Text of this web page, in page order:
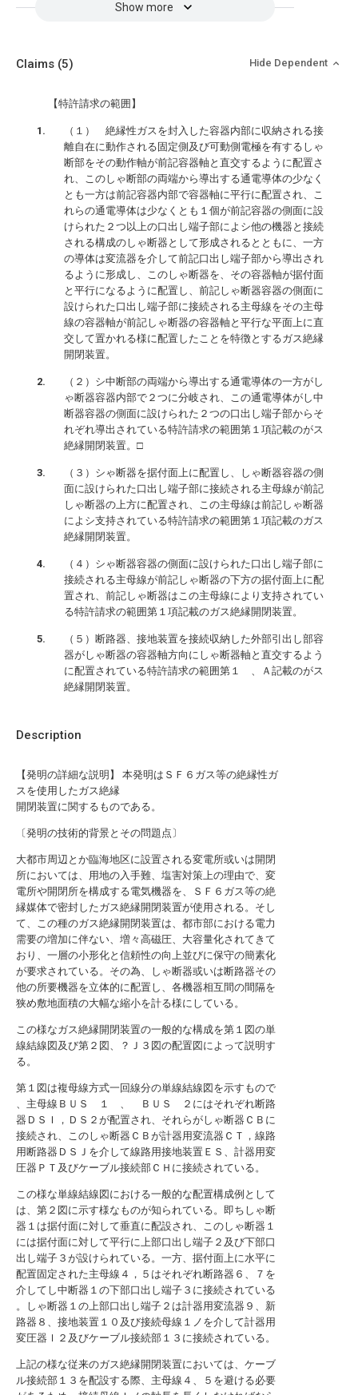
Show more
Description
【発明の詳細な説明】 本発明はＳＦ６ガス等の絶縁性ガ
スを使用したガス絶縁
開閉装置に関するものである。
〔発明の技術的背景とその問題点〕
大都市周辺とか臨海地区に設置される変電所或いは開閉
所においては、用地の入手難、塩害対策上の理由で、変
電所や開閉所を構成する電気機器を、ＳＦ６ガス等の絶
縁媒体で密封したガス絶縁開閉装置が使用される。そし
て、この種のガス絶縁開閉装置は、都市部における電力
需要の増加に伴ない、増々高磁圧、大容量化されてきて
おり、一層の小形化と信頼性の向上並びに保守の簡素化
が要求されている。その為、しゃ断器或いは断路器その
他の所要機器を立体的に配置し、各機器相互間の間隔を
狭め敷地面積の大幅な縮小を計る様にしている。
この様なガス絶縁開閉装置の一般的な構成を第１図の単
線結線図及び第２図、？Ｊ３図の配置図によって説明す
る。
第１図は複母線方式一回線分の単線結線図を示すもので
、主母線ＢＵＳ １ 、 ＢＵＳ ２にはそれぞれ断路
器ＤＳＩ，ＤＳ２が配置され、それらがしゃ断器ＣＢに
接続され、このしゃ断器ＣＢが計器用変流器ＣＴ，線路
用断路器ＤＳＪを介して線路用接地装置ＥＳ、計器用変
圧器ＰＴ及びケーブル接続部ＣＨに接続されている。
この様な単線結線図における一般的な配置構成例として
は、第２図に示す様なものが知られている。即ちしゃ断
器１は据付面に対して垂直に配設され、このしゃ断器１
には据付面に対して平行に上部口出し端子２及び下部口
出し端子３が設けられている。一方、据付面上に水平に
配置固定された主母線４，５はそれぞれ断路器６、７を
介してし中断器１の下部口出し端子３に接続されている
。しゃ断器１の上部口出し端子２は計器用変流器９、新
路器８、接地装置１０及び接続母線１ノを介して計器用
変圧器ｌ２及びケーブル接続部１３に接続されている。
上記の様な従来のガス絶縁開閉装置においては、ケーブ
ル接続部１３を配設する際、主母線４、５を避ける必要
Claims (5) Hide Dependent
【特許請求の範囲】
（１） 絶縁性ガスを封入した容器内部に収納される接
離自在に動作される固定側及び可動側電極を有するしゃ
断部をその動作軸が前記容器軸と直交するように配置さ
れ、このしゃ断部の両端から導出する通電導体の少なく
とも一方は前記容器内部で容器軸に平行に配置され、こ
れらの通電導体は少なくとも１個が前記容器の側面に設
けられた２つ以上の口出し端子部によシ他の機器と接続
される構成のしゃ断器として形成されるとともに、一方
の導体は変流器を介して前記口出し端子部から導出され
るように形成し、このしゃ断器を、その容器軸が据付面
と平行になるように配置し、前記しゃ断器容器の側面に
設けられた口出し端子部に接続される主母線をその主母
線の容器軸が前記しゃ断器の容器軸と平行な平面上に直
交して置かれる様に配置したことを特徴とするガス絶縁
開閉装置。
（２）シ中断部の両端から導出する通電導体の一方がし
ゃ断器容器内部で２つに分岐され、この通電導体がし中
断器容器の側面に設けられた２つの口出し端子部からそ
れぞれ導出されている特許請求の範囲第１項記載のがス
絶縁開閉装置。□
（３）シゃ断器を据付面上に配置し、しゃ断器容器の側
面に設けられた口出し端子部に接続される主母線が前記
しゃ断器の上方に配置され、この主母線は前記しゃ断器
によシ支持されている特許請求の範囲第１項記載のガス
絶縁開閉装置。
（４）シゃ断器容器の側面に設けられた口出し端子部に
接続される主母線が前記しゃ断器の下方の据付面上に配
置され、前記しゃ断器はこの主母線により支持されてい
る特許請求の範囲第１項記載のガス絶縁開閉装置。
（５）断路器、接地装置を接続収納した外部引出し部容
器がしゃ断器の容器軸方向にしゃ断器軸と直交するよう
に配置されている特許請求の範囲第１ 、Ａ記載のがス
絶縁開閉装置。